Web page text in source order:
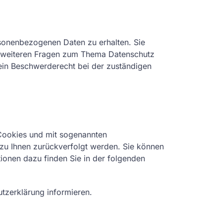
Daten zu erhalten. Sie
Fragen zum Thema Datenschutz
Beschwerderecht bei der zuständigen
und mit sogenannten
Ihnen zurückverfolgt werden. Sie können
dazu finden Sie in der folgenden
informieren.